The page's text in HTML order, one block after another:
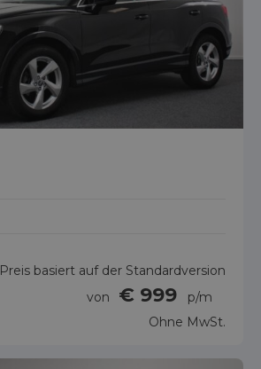
Preis basiert auf der Standardversion
von
€ 999
p/m
Ohne MwSt.